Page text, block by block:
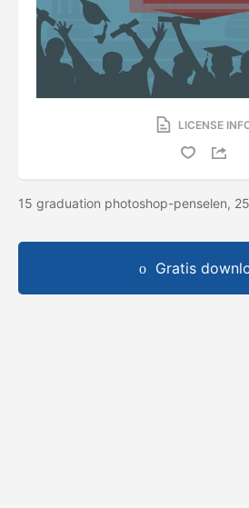
LICENSE
15 graduation photoshop-penselen,
Gratis